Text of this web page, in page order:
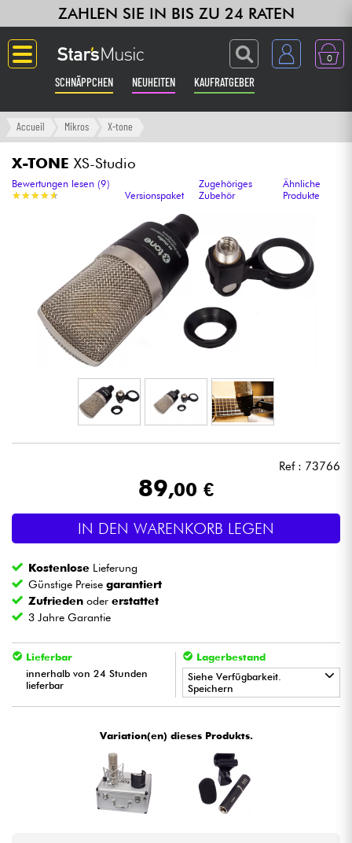
ZAHLEN SIE IN BIS ZU 24 RATEN
0
SCHNÄPPCHEN NEUHEITEN KAUFRATGEBER
Langue
Gitarre & Bass
Verstärker & Effekte
Klaviere & Piano
Synths & samplers
Studio
Kopfhörer
Mikros
Licht
Drums
Blasinstrumente
Violinen & Quartett
Kabel & Zubehöre
Accueil Mikros X-tone
X-TONE XS-Studio
★★★★★
★★★★★
Bewertungen lesen (9)
Versionspaket
Zugehöriges
Zubehör
Ähnliche
Produkte
Ref : 73766
89,00 €
IN DEN WARENKORB LEGEN
Kostenlose Lieferung
Günstige Preisegarantiert
Zufrieden odererstattet
3 Jahre Garantie
Lieferbar
innerhalb von 24 Stunden
lieferbar
Lagerbestand
Siehe Verfügbarkeit.
Speichern
Star'SMusic
Star 'S Music
Variation(en) dieses Produkts.